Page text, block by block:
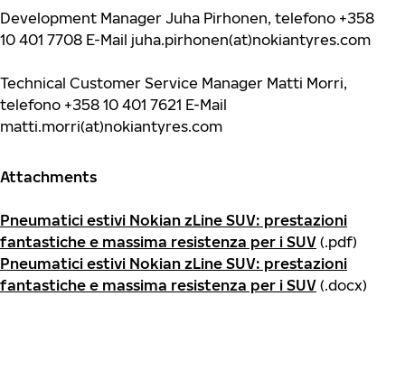
Development Manager Juha Pirhonen, telefono +358
10 401 7708 E-Mail juha.pirhonen(at)nokiantyres.com
Technical Customer Service Manager Matti Morri,
telefono +358 10 401 7621 E-Mail
matti.morri(at)nokiantyres.com
Attachments
Pneumatici estivi Nokian zLine SUV: prestazioni
fantastiche e massima resistenza per i SUV (.pdf)
Pneumatici estivi Nokian zLine SUV: prestazioni
fantastiche e massima resistenza per i SUV (.docx)